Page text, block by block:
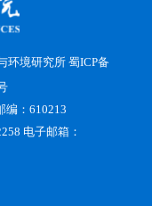
环境研究所蜀ICP备
编：610213
电子邮箱：